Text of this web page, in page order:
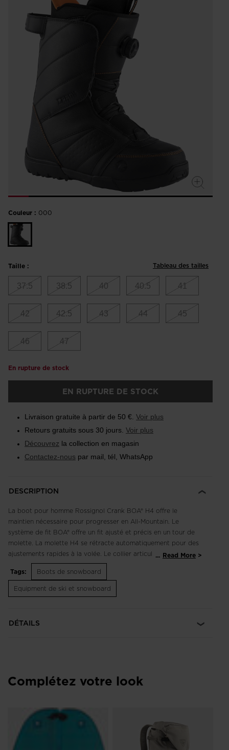
Couleur : 000
Taille : Tableau des tailles
37.5 38.5 40 40.5 41
42 42.5 43 44 45
46 47
En rupture de stock
EN RUPTURE DE STOCK
Livraison gratuite à partir de 50 €. Voir plus
Retours gratuits sous 30 jours. Voir plus
Découvrez la collection en magasin
Contactez-nous par mail, tél, WhatsApp
DESCRIPTION
La boot pour homme Rossignol Crank BOA® H4 offre le
maintien nécessaire pour progresser en All-Mountain. Le
système de fit BOA® offre un fit ajusté et précis en un tour de
molette. La molette H4 se rétracte automatiquement pour des
ajustements rapides à la volée. Le collier articulé rigide vient
compléter le flex souple de cette boot destinée à vous faire
progresser. Le chausson thermoformable garde le pied au
chaud et permet de personnaliser le fit autour de la forme de
votre pied. Le système laçage escamoté réduit son usure,
longévité et offre une adhérence fiable sur la board et sur le
et aux conditions de glisse.
La languette en trois parties épouse la forme du pied pour un
fit et un confort de haut niveau.
Flex souple assurant un bon maintien
... Read More
Tags:
Boots de snowboard
Equipment de ski et snowboard
DÉTAILS
Complétez votre look